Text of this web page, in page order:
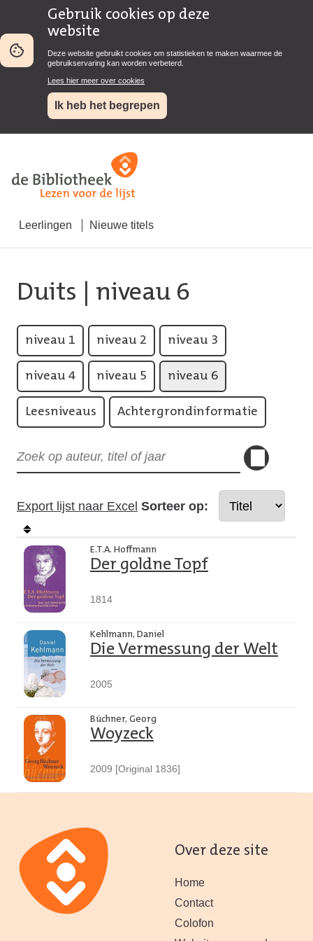
Gebruik cookies op deze
website
Deze website gebruikt cookies om statistieken te maken waarmee de
gebruikservaring kan worden verbeterd.
Lees hier meer over cookies
Ik heb het begrepen
Leerlingen Nieuwe titels
Duits | niveau 6
niveau 1 niveau 2 niveau 3
niveau 4 niveau 5 niveau 6
Leesniveaus Achtergrondinformatie
Export lijst naar Excel Sorteer op:
E.T.A. Hoffmann
Der goldne Topf
1814
Kehlmann, Daniel
Die Vermessung der Welt
2005
Büchner, Georg
Woyzeck
2009 [Original 1836]
Over deze site
Home
Contact
Colofon